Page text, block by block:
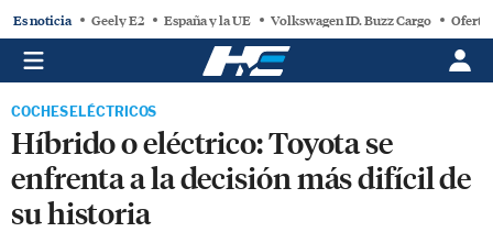
Es noticia Geely E2 España y la UE Volkswagen ID. Buzz Cargo
COCHES ELÉCTRICOS
Híbrido o eléctrico: Toyota se
enfrenta a la decisión más difícil de
su historia